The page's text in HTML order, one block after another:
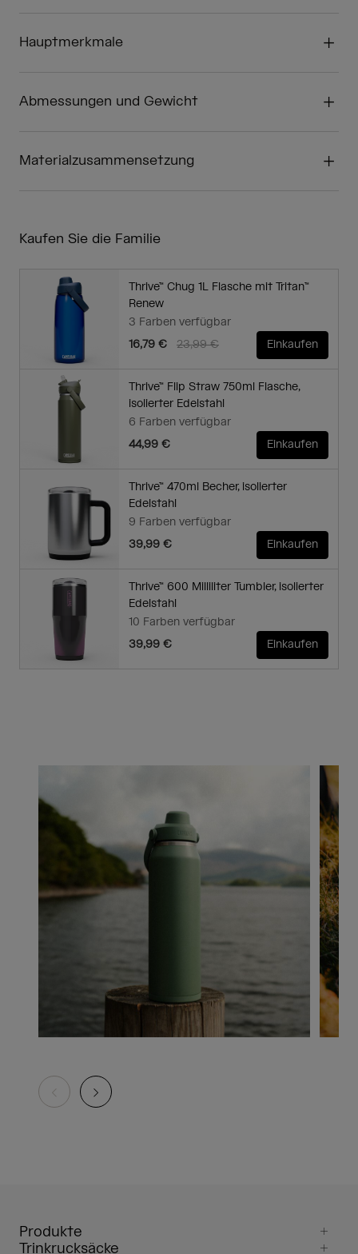
Hauptmerkmale
Abmessungen und Gewicht
Materialzusammensetzung
Kaufen Sie die Familie
Thrive™ Chug 1L Flasche mit Tritan™
Renew
3 Farben verfügbar
Price reduced from
23,99 €to
16,79 € Einkaufen
Thrive™ Flip Straw 750ml Flasche,
isolierter Edelstahl
6 Farben verfügbar
44,99 €
Einkaufen
Thrive™ 470ml Becher, isolierter
Edelstahl
9 Farben verfügbar
39,99 €
Einkaufen
Thrive™ 600 Milliliter Tumbler, isolierter
Edelstahl
10 Farben verfügbar
39,99 €
Einkaufen
Produkte
Trinkrucksäcke